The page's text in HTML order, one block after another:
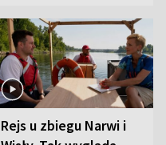
Rejs u zbiegu Narwi i